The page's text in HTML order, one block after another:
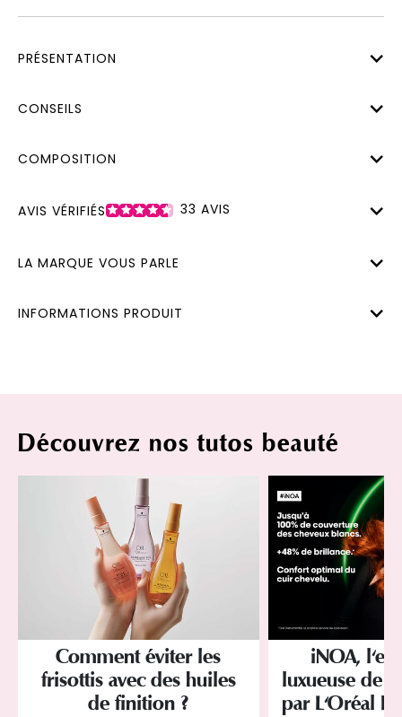
PRÉSENTATION
CONSEILS
COMPOSITION
AVIS VÉRIFIÉS 33 AVIS
LA MARQUE VOUS PARLE
INFORMATIONS PRODUIT
Découvrez nos tutos beauté
Comment éviter les
frisottis avec des huiles
de finition ?
iNOA,
luxueuse de
par L'Oréal